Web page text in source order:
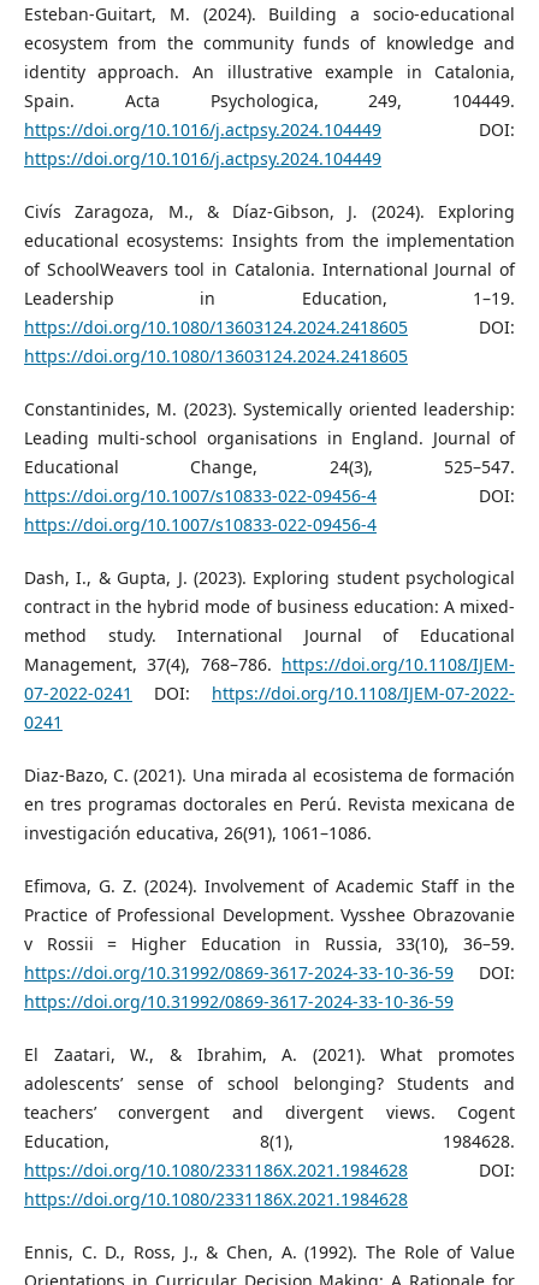
Esteban-Guitart, M. (2024). Building a socio-educational
ecosystem from the community funds of knowledge and
identity approach. An illustrative example in Catalonia,
Spain. Acta Psychologica, 249, 104449.
https://doi.org/10.1016/j.actpsy.2024.104449DOI:
https://doi.org/10.1016/j.actpsy.2024.104449
Civís Zaragoza, M., & Díaz-Gibson, J. (2024). Exploring
educational ecosystems: Insights from the implementation
of SchoolWeavers tool in Catalonia. International Journal of
Leadership in Education, 1–19.
https://doi.org/10.1080/13603124.2024.2418605DOI:
https://doi.org/10.1080/13603124.2024.2418605
Constantinides, M. (2023). Systemically oriented leadership:
Leading multi-school organisations in England. Journal of
Educational Change, 24(3), 525–547.
https://doi.org/10.1007/s10833-022-09456-4DOI:
https://doi.org/10.1007/s10833-022-09456-4
Dash, I., & Gupta, J. (2023). Exploring student psychological
contract in the hybrid mode of business education: A mixed-
method study. International Journal of Educational
Management, 37(4), 768–786. https://doi.org/10.1108/IJEM-
07-2022-0241
DOI: https://doi.org/10.1108/IJEM-07-2022-
0241
Diaz-Bazo, C. (2021). Una mirada al ecosistema de formación
en tres programas doctorales en Perú. Revista mexicana de
investigación educativa, 26(91), 1061–1086.
Efimova, G. Z. (2024). Involvement of Academic Staff in the
Practice of Professional Development. Vysshee Obrazovanie
v Rossii = Higher Education in Russia, 33(10), 36–59.
https://doi.org/10.31992/0869-3617-2024-33-10-36-59DOI:
https://doi.org/10.31992/0869-3617-2024-33-10-36-59
El Zaatari, W., & Ibrahim, A. (2021). What promotes
adolescents’ sense of school belonging? Students and
teachers’ convergent and divergent views. Cogent
Education, 8(1), 1984628.
https://doi.org/10.1080/2331186X.2021.1984628DOI:
https://doi.org/10.1080/2331186X.2021.1984628
Ennis, C. D., Ross, J., & Chen, A. (1992). The Role of Value